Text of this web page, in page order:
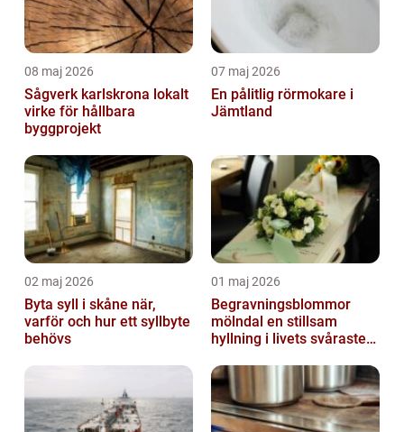
08 maj 2026
Sågverk karlskrona lokalt
virke för hållbara
byggprojekt
07 maj 2026
En pålitlig rörmokare i
Jämtland
02 maj 2026
Byta syll i skåne när,
varför och hur ett syllbyte
behövs
01 maj 2026
Begravningsblommor
mölndal en stillsam
hyllning i livets svåraste